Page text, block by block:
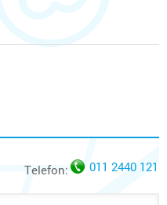
Telefon: 011 2440 121